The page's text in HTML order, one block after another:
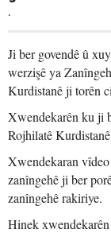
.
Ji ber govendê û
werzişê ya
Kurdistanê ji torên
Xwendekarên ku ji
Rojhilatê
Xwendekaran
zanîngehê ji ber
zanîngehê rakiriye.
Hinek